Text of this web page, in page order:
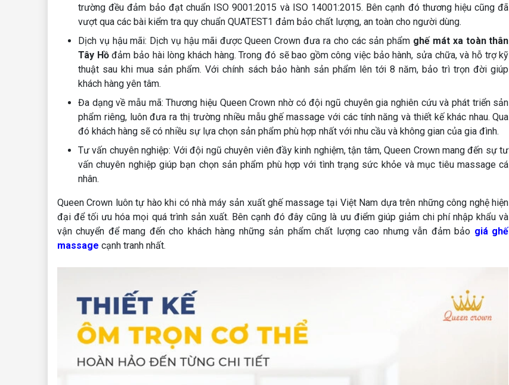
trường đều đảm bảo đạt chuẩn ISO 9001:2015 và ISO 14001:2015. Bên cạnh đó thương hiệu cũng đã
vượt qua các bài kiểm tra quy chuẩn QUATEST1 đảm bảo chất lượng, an toàn cho người dùng.
Dịch vụ hậu mãi: Dịch vụ hậu mãi được Queen Crown đưa ra cho các sản phẩm ghế mát xa toàn thân
Tây Hồđảm bảo hài lòng khách hàng. Trong đó sẽ bao gồm công việc bảo hành, sửa chữa, và hỗ trợ kỹ
thuật sau khi mua sản phẩm. Với chính sách bảo hành sản phẩm lên tới 8 năm, bảo trì trọn đời giúp
khách hàng yên tâm.
Đa dạng về mẫu mã: Thương hiệu Queen Crown nhờ có đội ngũ chuyên gia nghiên cứu và phát triển sản
phẩm riêng, luôn đưa ra thị trường nhiều mẫu ghế massage với các tính năng và thiết kế khác nhau. Qua
đó khách hàng sẽ có nhiều sự lựa chọn sản phẩm phù hợp nhất với nhu cầu và không gian của gia đình.
Tư vấn chuyên nghiệp: Với đội ngũ chuyên viên đầy kinh nghiệm, tận tâm, Queen Crown mang đến sự tư
vấn chuyên nghiệp giúp bạn chọn sản phẩm phù hợp với tình trạng sức khỏe và mục tiêu massage cá
nhân.
Queen Crown luôn tự hào khi có nhà máy sản xuất ghế massage tại Việt Nam dựa trên những công nghệ hiện
đại để tối ưu hóa mọi quá trình sản xuất. Bên cạnh đó đây cũng là ưu điểm giúp giảm chi phí nhập khẩu và
vận chuyển để mang đến cho khách hàng những sản phẩm chất lượng cao nhưng vẫn đảm bảo giá ghế
massage cạnh tranh nhất.